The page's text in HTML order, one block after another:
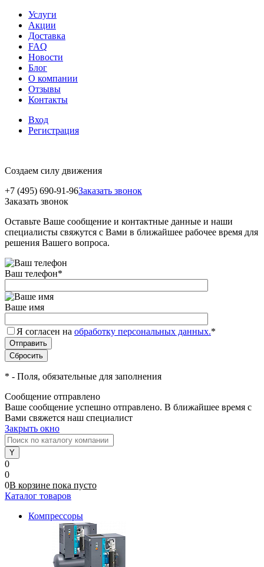
Услуги
Акции
Доставка
FAQ
Новости
Блог
О компании
Отзывы
Контакты
Вход
Регистрация
Создаем силу движения
+7 (495) 690-91-96Заказать звонок
Заказать звонок
Оставьте Ваше сообщение и контактные данные и наши
специалисты свяжутся с Вами в ближайшее рабочее время для
решения Вашего вопроса.
Ваш телефон*
Ваше имя
Я согласен на обработку персональных данных.*
* - Поля, обязательные для заполнения
Сообщение отправлено
Ваше сообщение успешно отправлено. В ближайшее время с
Вами свяжется наш специалист
Закрыть окно
0
0
0В корзине пока пусто
Каталог товаров
Компрессоры